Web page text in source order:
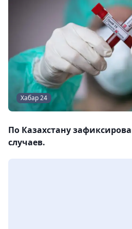
Хабар 24
По Казахстану
случаев.